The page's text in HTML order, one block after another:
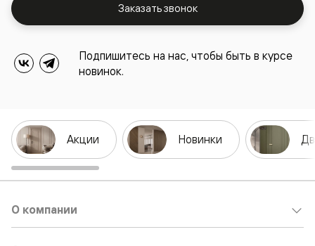
Заказать звонок
Подпишитесь на нас, чтобы быть в курсе
новинок.
Акции Новинки
О компании